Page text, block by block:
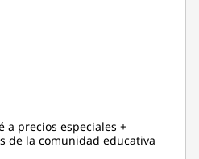
a precios especiales +
de la comunidad educativa